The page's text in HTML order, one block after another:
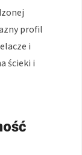
profil
i
ścieki i